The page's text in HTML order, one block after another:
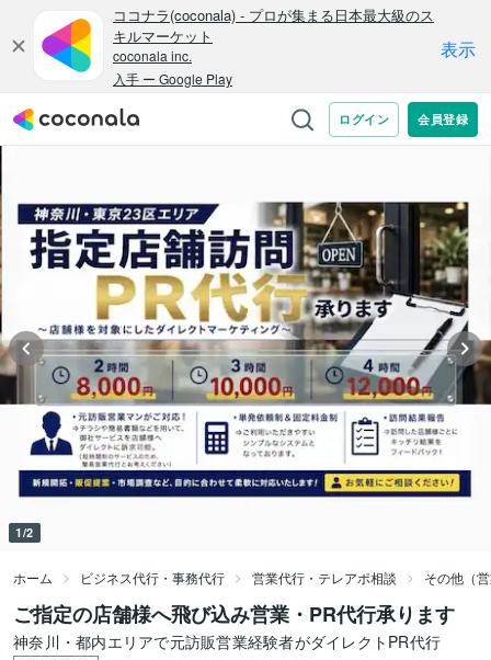
1/2
ホーム ビジネス代行・事務代行 営業代行・テレアポ相談 その他（
ご指定の店舗様へ飛び込み営業・PR代行承ります
神奈川・都内エリアで元訪販営業経験者がダイレクトPR代行